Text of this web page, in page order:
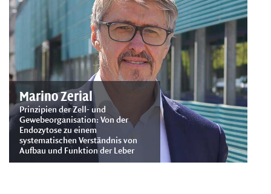
Marino Zerial
Prinzipien der Zell- und
Gewebeorganisation: Von der
Endozytose zu einem
systematischen Verständnis von
Aufbau und Funktion der Leber